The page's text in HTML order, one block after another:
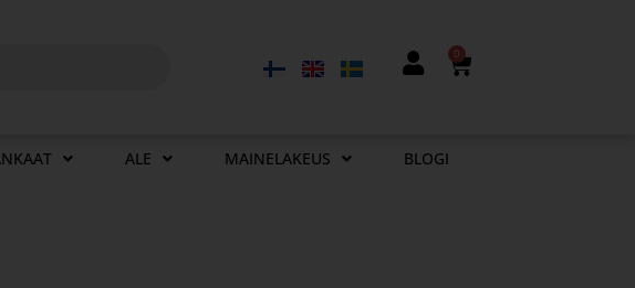
0
ALE MAINELAKEUS BLOGI